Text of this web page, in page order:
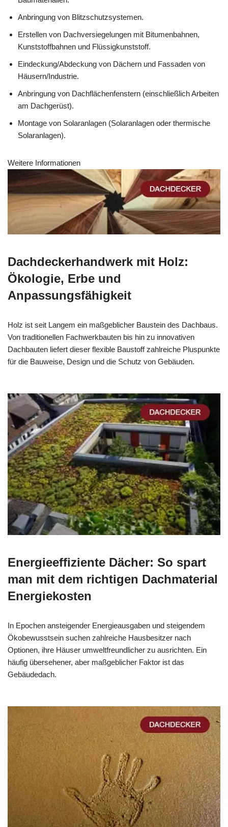
Anbringung von Blitzschutzsystemen.
Erstellen von Dachversiegelungen mit Bitumenbahnen,
Kunststoffbahnen und Flüssigkunststoff.
Eindeckung/Abdeckung von Dächern und Fassaden von
Häusern/Industrie.
Anbringung von Dachflächenfenstern (einschließlich Arbeiten
am Dachgerüst).
Montage von Solaranlagen (Solaranlagen oder thermische
Solaranlagen).
Weitere Informationen
Dachdeckerhandwerk mit Holz:
Ökologie, Erbe und
Anpassungsfähigkeit
Holz ist seit Langem ein maßgeblicher Baustein des Dachbaus.
Von traditionellen Fachwerkbauten bis hin zu innovativen
Dachbauten liefert dieser flexible Baustoff zahlreiche Pluspunkte
für die Bauweise, Design und die Schutz von Gebäuden.
Energieeffiziente Dächer: So spart
man mit dem richtigen Dachmaterial
Energiekosten
In Epochen ansteigender Energieausgaben und steigendem
Ökobewusstsein suchen zahlreiche Hausbesitzer nach
Optionen, ihre Häuser umweltfreundlicher zu ausrichten. Ein
häufig übersehener, aber maßgeblicher Faktor ist das
Gebäudedach.